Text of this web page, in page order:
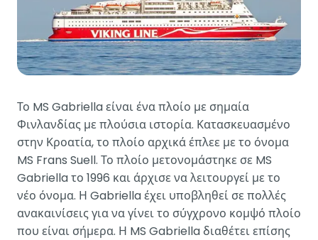
Το MS Gabriella είναι ένα πλοίο με σημαία
Φινλανδίας με πλούσια ιστορία. Κατασκευασμένο
στην Κροατία, το πλοίο αρχικά έπλεε με το όνομα
MS Frans Suell. Το πλοίο μετονομάστηκε σε MS
Gabriella το 1996 και άρχισε να λειτουργεί με το
νέο όνομα. Η Gabriella έχει υποβληθεί σε πολλές
ανακαινίσεις για να γίνει το σύγχρονο κομψό πλοίο
που είναι σήμερα. Η MS Gabriella διαθέτει επίσης